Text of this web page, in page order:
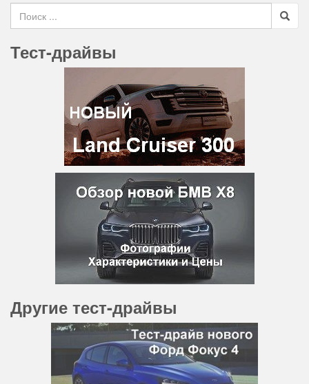
Search for
Тест-драйвы
Другие тест-драйвы